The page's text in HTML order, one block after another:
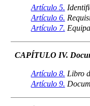
Artículo 5.
Artículo 6.
Artículo 7.
CAPÍTULO IV.
Artículo 8. Libro
Artículo 9.